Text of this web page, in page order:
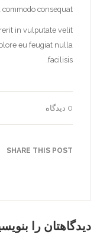
consequat.
in vulputate velit
eu feugiat nulla
facilisis.
0 دیدگاه
SHARE THIS POST
دیدگاهتان را